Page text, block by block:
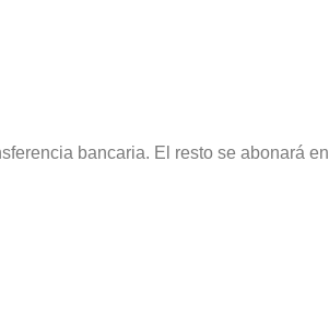
bancaria. El resto se abonará en